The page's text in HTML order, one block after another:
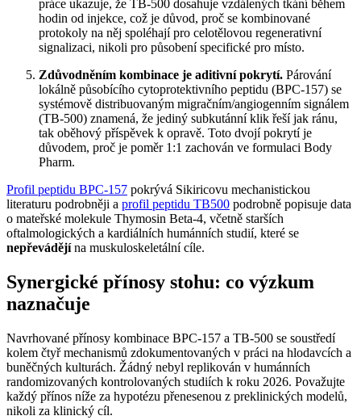
práce ukazuje, že TB-500 dosahuje vzdálených tkání během
hodin od injekce, což je důvod, proč se kombinované
protokoly na něj spoléhají pro celotělovou regenerativní
signalizaci, nikoli pro působení specifické pro místo.
Zdůvodněním kombinace je aditivní pokrytí. Párování
lokálně působícího cytoprotektivního peptidu (BPC-157) se
systémově distribuovaným migračním/angiogenním signálem
(TB-500) znamená, že jediný subkutánní klik řeší jak ránu,
tak oběhový příspěvek k opravě. Toto dvojí pokrytí je
důvodem, proč je poměr 1:1 zachován ve formulaci Body
Pharm.
Profil peptidu BPC-157 pokrývá Sikiricovu mechanistickou
literaturu podrobněji a profil peptidu TB500 podrobně popisuje data
o mateřské molekule Thymosin Beta-4, včetně starších
oftalmologických a kardiálních humánních studií, které se
nepřevádějína muskuloskeletální cíle.
Synergické přínosy stohu: co výzkum
naznačuje
Navrhované přínosy kombinace BPC-157 a TB-500 se soustředí
kolem čtyř mechanismů zdokumentovaných v práci na hlodavcích a
buněčných kulturách. Žádný nebyl replikován v humánních
randomizovaných kontrolovaných studiích k roku 2026. Považujte
každý přínos níže za hypotézu přenesenou z preklinických modelů,
nikoli za klinický cíl.